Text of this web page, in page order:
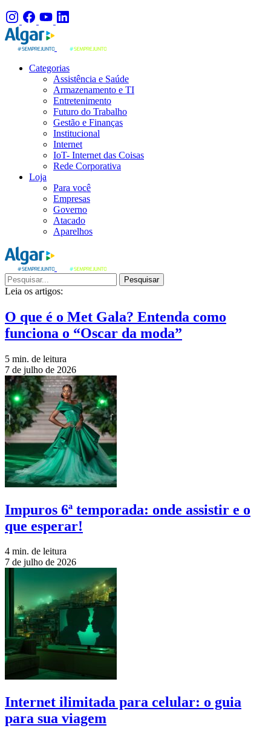
Categorias
Assistência e Saúde
Armazenamento e TI
Entretenimento
Futuro do Trabalho
Gestão e Finanças
Institucional
Internet
IoT- Internet das Coisas
Rede Corporativa
Loja
Para você
Empresas
Governo
Atacado
Aparelhos
Pesquisar
Leia os artigos:
O que é o Met Gala? Entenda como
funciona o “Oscar da moda”
5 min. de leitura
7 de julho de 2026
Impuros 6ª temporada: onde assistir e o
que esperar!
4 min. de leitura
7 de julho de 2026
Internet ilimitada para celular: o guia
para sua viagem